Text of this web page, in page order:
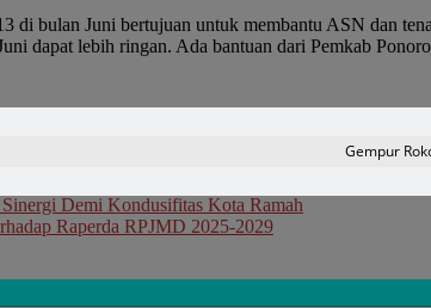
di bulan Juni bertujuan untuk membantu ASN dan
dapat lebih ringan. Ada bantuan dari Pemkab
Demi Kondusifitas Kota Ramah
Raperda RPJMD 2025-2029
Gempur